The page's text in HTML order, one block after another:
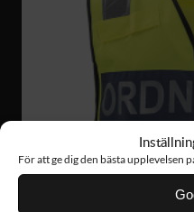
För att ge dig den bästa upplevelsen